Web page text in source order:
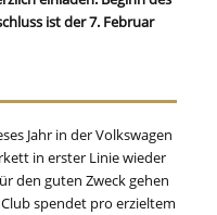
ist der 7. Februar
Jahr in der Volkswagen
in erster Linie wieder
den guten Zweck gehen
spendet pro erzieltem